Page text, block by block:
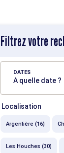
Filtrez votre
DATES
A quelle date ?
Localisation
Argentière (16)
Les Houches (30)